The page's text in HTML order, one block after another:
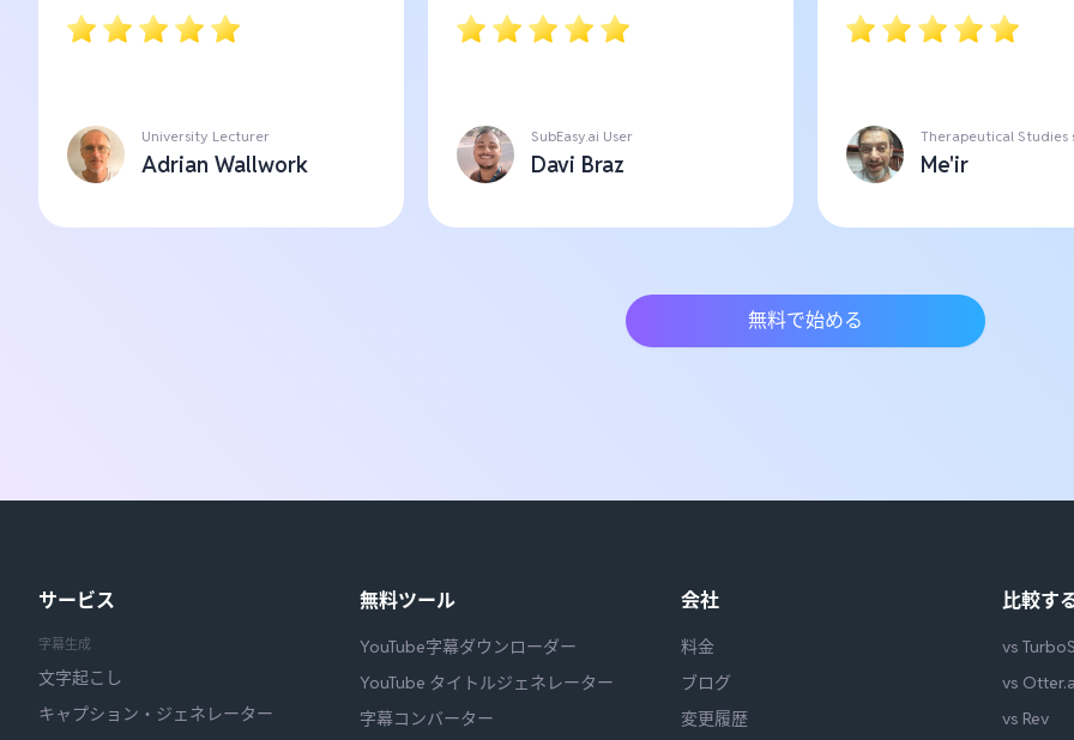
University Lecturer
Adrian Wallwork
SubEasy.ai User
Davi Braz
Therapeutical Studies
Me'ir
無料で始める
サービス
字幕生成
文字起こし
キャプション・ジェネレーター
無料ツール
YouTube字幕ダウンローダー
YouTube タイトルジェネレーター
字幕コンバーター
会社
料金
ブログ
変更履歴
比較す
vs
vs
vs Rev